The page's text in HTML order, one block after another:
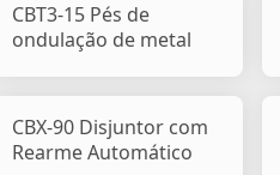
CBT3-15 Pés de
ondulação de metal
CBX-90 Disjuntor com
Rearme Automático